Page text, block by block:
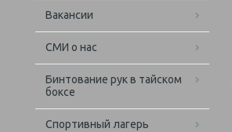
Вакансии
СМИ о нас
Бинтование рук в тайском
боксе
Спортивный лагерь